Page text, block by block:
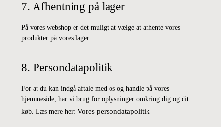
7. Afhentning på lager
På vores webshop er det muligt at vælge at afhente vores
produkter på vores lager.
8. Persondatapolitik
For at du kan indgå aftale med os og handle på vores
hjemmeside, har vi brug for oplysninger omkring dig og dit
køb. Læs mere her: Vores persondatapolitik